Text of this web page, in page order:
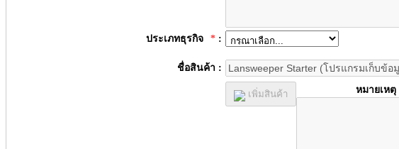
ประเภทธุรกิจ * :
ชื่อสินค้า :
เพิ่มสินค้า หมายเหตุ